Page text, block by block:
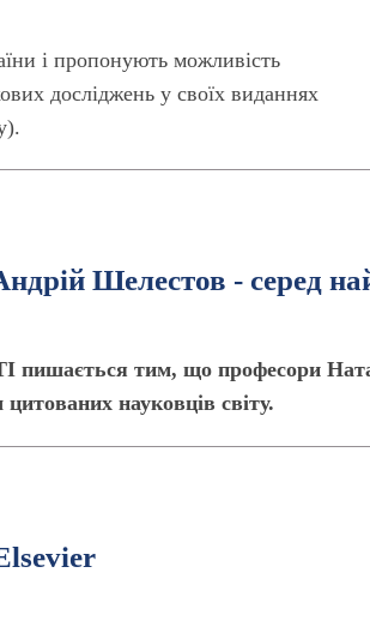
і пропонують можливість
досліджень у своїх виданнях
Шелестов - серед
пишається тим, що професори
науковців світу.